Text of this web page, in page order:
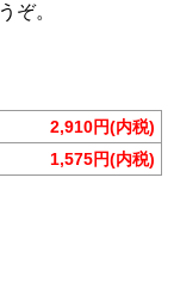
ぞ。
2,910円(内税)
1,575円(内税)